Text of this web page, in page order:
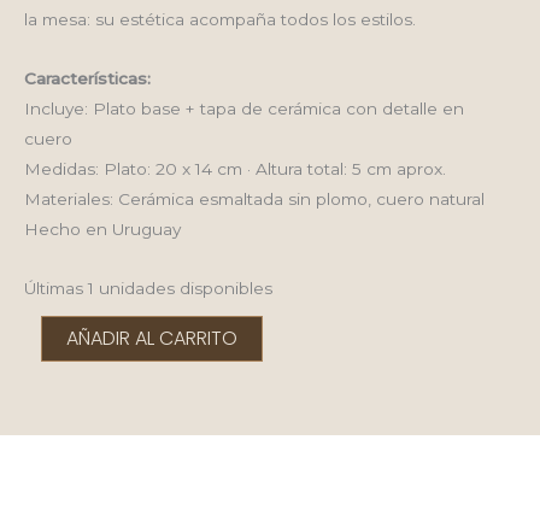
la mesa: su estética acompaña todos los estilos.
Características:
Incluye: Plato base + tapa de cerámica con detalle en
cuero
Medidas: Plato: 20 x 14 cm · Altura total: 5 cm aprox.
Materiales: Cerámica esmaltada sin plomo, cuero natural
Hecho en Uruguay
Últimas 1 unidades disponibles
Mantequera
AÑADIR AL CARRITO